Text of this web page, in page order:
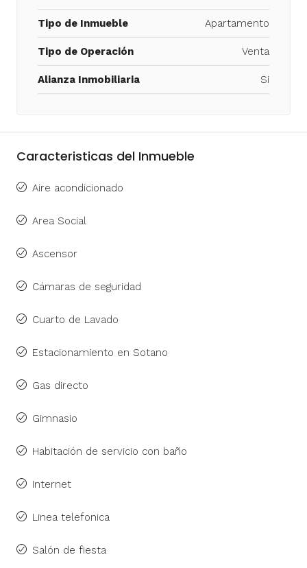
Tipo de Inmueble Apartamento
Tipo de Operación Venta
Alianza Inmobiliaria Si
Caracteristicas del Inmueble
Aire acondicionado
Area Social
Ascensor
Cámaras de seguridad
Cuarto de Lavado
Estacionamiento en Sotano
Gas directo
Gimnasio
Habitación de servicio con baño
Internet
Linea telefonica
Salón de fiesta